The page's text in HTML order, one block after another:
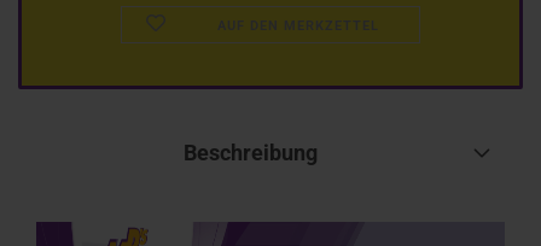
AUF DEN MERKZETTEL
Beschreibung